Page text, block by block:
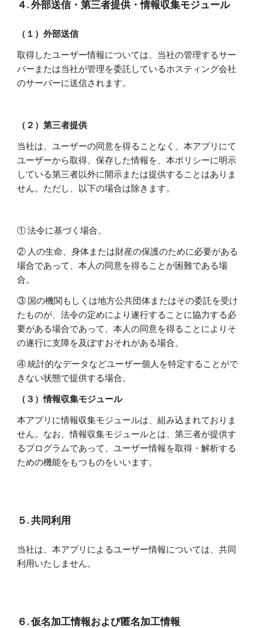
４. 外部送信・第三者提供・情報収集モジュール
（１）外部送信
取得したユーザー情報については、当社の管理するサー
バーまたは当社が管理を委託しているホスティング会社
のサーバーに送信されます。
（２）第三者提供
当社は、ユーザーの同意を得ることなく、本アプリにて
ユーザーから取得、保存した情報を、本ポリシーに明示
している第三者以外に開示または提供することはありま
せん。ただし、以下の場合は除きます。
① 法令に基づく場合。
② 人の生命、身体または財産の保護のために必要がある
場合であって、本人の同意を得ることが困難である場
合。
③ 国の機関もしくは地方公共団体またはその委託を受け
たものが、法令の定めにより遂行することに協力する必
要がある場合であって、本人の同意を得ることによりそ
の遂行に支障を及ぼすおそれがある場合。
④ 統計的なデータなどユーザー個人を特定することがで
きない状態で提供する場合。
（３）情報収集モジュール
本アプリに情報収集モジュールは、組み込まれておりま
せん。なお、情報収集モジュールとは、第三者が提供す
るプログラムであって、ユーザー情報を取得・解析する
ための機能をもつものをいいます。
５. 共同利用
当社は、本アプリによるユーザー情報については、共同
利用いたしません。
６. 仮名加工情報および匿名加工情報